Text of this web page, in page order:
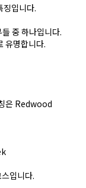
징입니다.
중 하나입니다.
유명합니다.
은 Redwood
입니다.